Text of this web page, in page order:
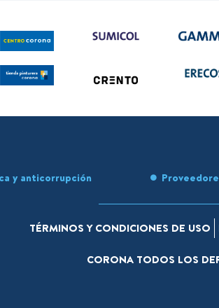
y anticorrupción
TÉRMINOS Y CONDICIONES DE USO
CORONA TODOS LOS